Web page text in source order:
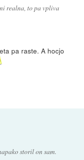
realna, to pa vpliva
pa raste. A hocjo
storil on sam.